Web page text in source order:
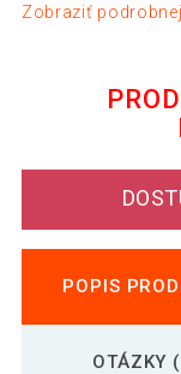
Zobraziť
POPIS
OTÁZKY